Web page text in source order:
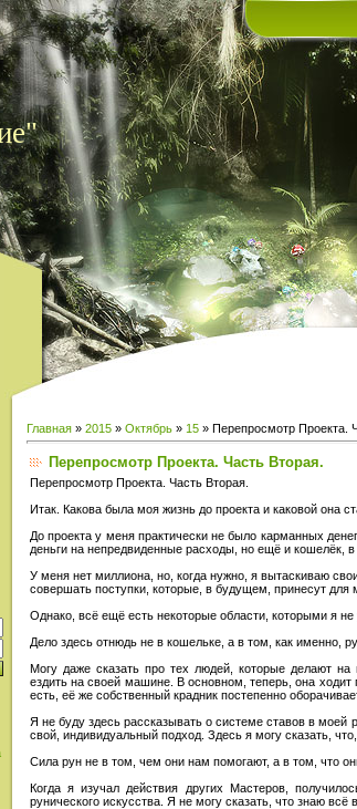
Главная » 2015 » Октябрь » 15 » Перепросмотр Проекта.
Перепросмотр Проекта. Часть Вторая.
Перепросмотр Проекта. Часть Вторая.
Итак. Какова была моя жизнь до проекта и каковой она
До проекта у меня практически не было карманных
деньги на непредвиденные расходы, но ещё и кошелёк, в
У меня нет миллиона, но, когда нужно, я вытаскиваю
совершать поступки, которые, в будущем, принесут
Однако, всё ещё есть некоторые области, которыми я не
Дело здесь отнюдь не в кошельке, а в том, как именно,
Могу даже сказать про тех людей, которые делают
ездить на своей машине. В основном, теперь, она
есть, её же собственный крадник постепенно
Я не буду здесь рассказывать о системе ставов в моей
свой, индивидуальный подход. Здесь я могу сказать,
Сила рун не в том, чем они нам помогают, а в том, что
Когда я изучал действия других Мастеров,
рунического искусства. Я не могу сказать, что знаю